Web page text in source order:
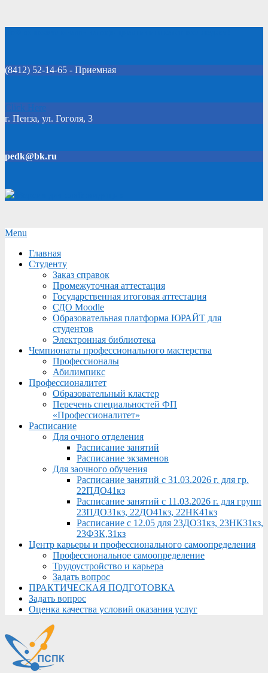
(8412) 52-14-65 - Приемная
Click Here
г. Пенза, ул. Гоголя, 3
pedk@bk.ru
Secondary
Menu
Menu
Главная
Студенту
Заказ справок
Промежуточная аттестация
Государственная итоговая аттестация
СДО Moodle
Образовательная платформа ЮРАЙТ для
студентов
Электронная библиотека
Чемпионаты профессионального мастерства
Профессионалы
Абилимпикс
Профессионалитет
Образовательный кластер
Перечень специальностей ФП
«Профессионалитет»
Расписание
Для очного отделения
Расписание занятий
Расписание экзаменов
Для заочного обучения
Расписание занятий с 31.03.2026 г. для гр.
22ПДО41кз
Расписание занятий с 11.03.2026 г. для групп
23ПДО31кз, 22ДО41кз, 22НК41кз
Расписание с 12.05 для 23ДО31кз, 23НК31кз,
23ФЗК,31кз
Центр карьеры и профессионального самоопределения
Профессиональное самоопределение
Трудоустройство и карьера
Задать вопрос
ПРАКТИЧЕСКАЯ ПОДГОТОВКА
Задать вопрос
Оценка качества условий оказания услуг